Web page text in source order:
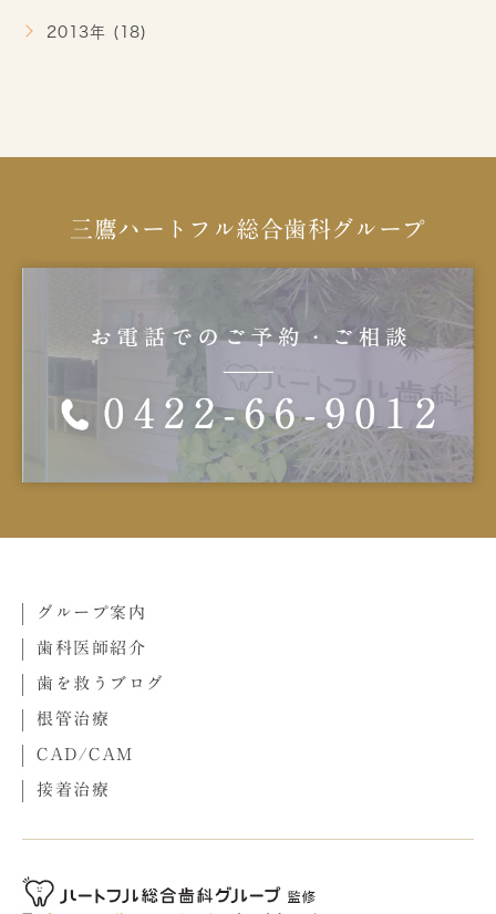
2013年 (18)
三鷹ハートフル総合歯科グループ
グループ案内
歯科医師紹介
歯を救うブログ
根管治療
CAD/CAM
接着治療